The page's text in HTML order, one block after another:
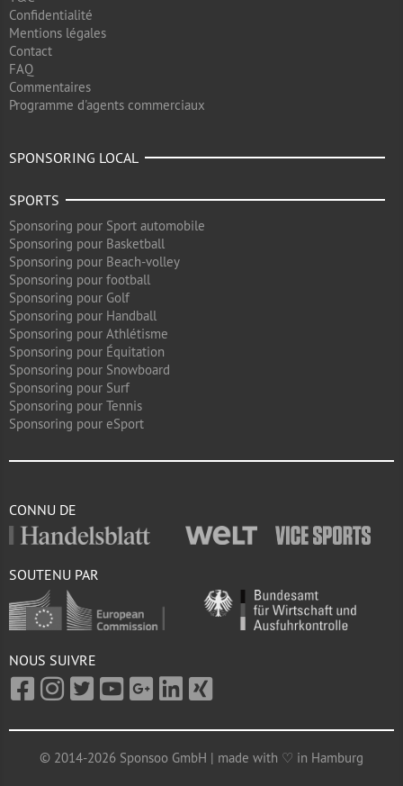
Confidentialité
Mentions légales
Contact
FAQ
Commentaires
Programme d'agents commerciaux
SPONSORING LOCAL
SPORTS
Sponsoring pour Sport automobile
Sponsoring pour Basketball
Sponsoring pour Beach-volley
Sponsoring pour football
Sponsoring pour Golf
Sponsoring pour Handball
Sponsoring pour Athlétisme
Sponsoring pour Équitation
Sponsoring pour Snowboard
Sponsoring pour Surf
Sponsoring pour Tennis
Sponsoring pour eSport
CONNU DE
SOUTENU PAR
NOUS SUIVRE
© 2014-2026 Sponsoo GmbH | made with ♡ in Hamburg